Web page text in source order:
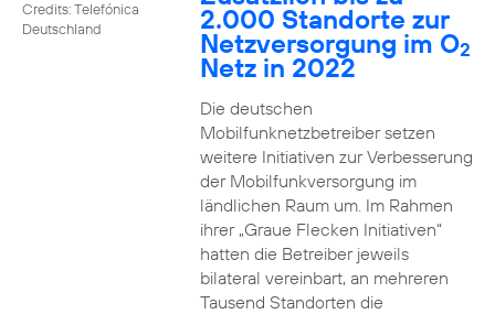
Credits: Telefónica
Deutschland
2.000 Standorte zur
Netzversorgung im O2
Netz in 2022
Die deutschen
Mobilfunknetzbetreiber setzen
weitere Initiativen zur Verbesserung
der Mobilfunkversorgung im
ländlichen Raum um. Im Rahmen
ihrer „Graue Flecken Initiativen“
hatten die Betreiber jeweils
bilateral vereinbart, an mehreren
Tausend Standorten die